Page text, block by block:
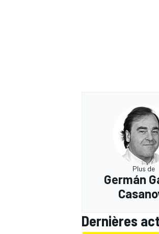
Plus de
Germán
Dernières